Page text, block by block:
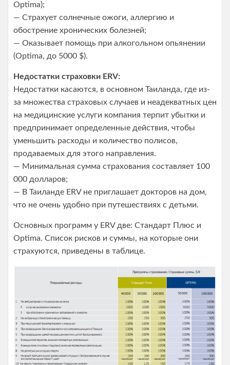
Optima);
— Страхует солнечные ожоги, аллергию и
обострение хронических болезней;
— Оказывает помощь при алкогольном опьянении
(Optima, до 5000 $).
Недостатки страховки ERV:
Недостатки касаются, в основном Таиланда, где из-
за множества страховых случаев и неадекватных цен
на медицинские услуги компания терпит убытки и
предпринимает определенные действия, чтобы
уменьшить расходы и количество полисов,
продаваемых для этого направления.
— Минимальная сумма страхования составляет 100
000 долларов;
— В Таиланде ERV не приглашает докторов на дом,
что не очень удобно при путешествиях с детьми.
Основных программ у ERV две: Стандарт Плюс и
Optima. Список рисков и суммы, на которые они
страхуются, приведены в таблице.